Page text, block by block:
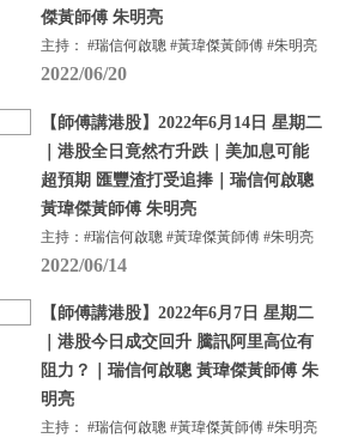
傑黃師傅 朱明亮
主持： #瑞信何啟聰 #黃瑋傑黃師傅 #朱明亮
2022/06/20
【師傅講港股】2022年6月14日 星期二
｜港股全日竟然冇升跌｜美加息可能
超預期 匯豐渣打受追捧｜瑞信何啟聰
黃瑋傑黃師傅 朱明亮
主持：#瑞信何啟聰 #黃瑋傑黃師傅 #朱明亮
2022/06/14
【師傅講港股】2022年6月7日 星期二
｜港股今日成交回升 騰訊阿里高位有
阻力？｜瑞信何啟聰 黃瑋傑黃師傅 朱
明亮
主持： #瑞信何啟聰 #黃瑋傑黃師傅 #朱明亮